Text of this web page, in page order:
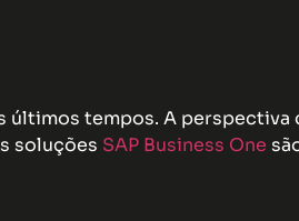
tempos. A perspectiva
soluções SAP Business One